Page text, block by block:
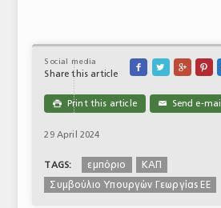
Social media
Share this article
   
 Print this article ✉ Send e-mail
29 April 2024
TAGS: εμπόριο
ΚΑΠ
Συμβούλιο Υπουργών Γεωργίας ΕΕ